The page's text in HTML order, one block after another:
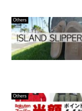
Others
Others